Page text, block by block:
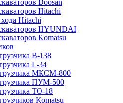
Doosan
Hitachi
Hitachi
HYUNDAI
Komatsu
B-138
L-34
МКСМ-800
ПУМ-500
ТО-18
Komatsu